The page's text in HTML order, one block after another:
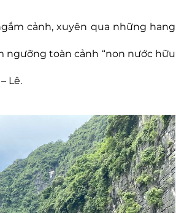
cảnh, xuyên qua những hang
ngưỡng toàn cảnh “non nước hữu
Lê.